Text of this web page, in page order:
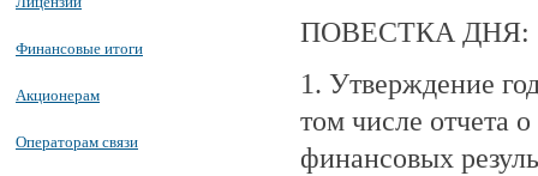
Финансовые итоги
Акционерам
Операторам связи
ПОВЕСТКА ДНЯ:
1. Утверждение
том числе отчета
финансовых